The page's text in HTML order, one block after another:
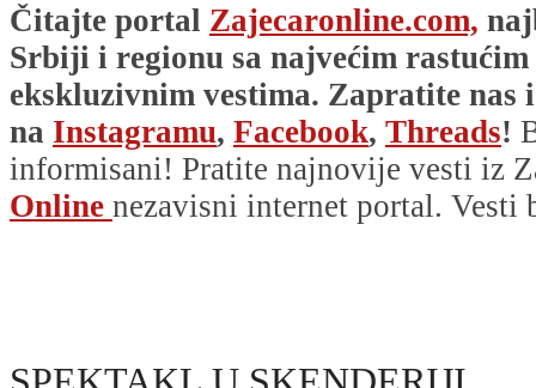
Čitajte portal Zajecaronline.com,
Srbiji i regionu sa najvećim
ekskluzivnim vestima. Zapratite nas i
na Instagramu, Facebook, Threads!
informisani! Pratite najnovije vesti iz
Online nezavisni internet portal. Vesti